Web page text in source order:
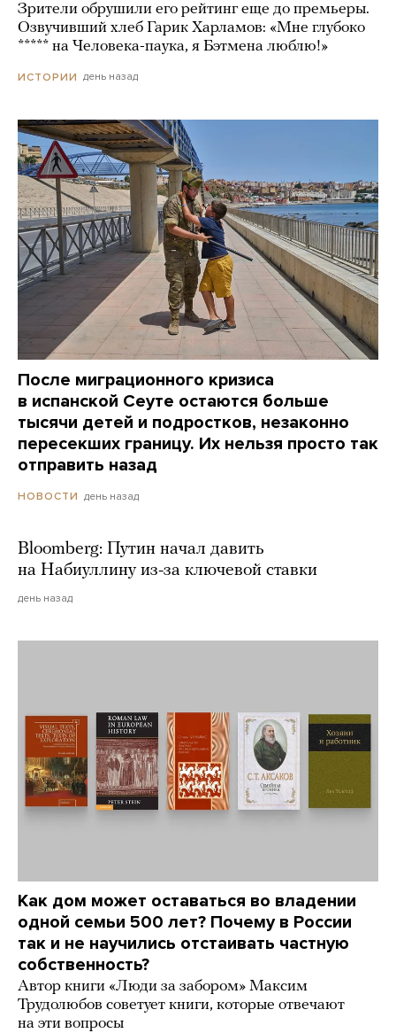
Зрители обрушили его рейтинг еще до премьеры.
Озвучивший хлеб Гарик Харламов: «Мне глубоко
***** на Человека-паука, я Бэтмена люблю!»
ИСТОРИИ день назад
После миграционного кризиса
в испанской Сеуте остаются больше
тысячи детей и подростков, незаконно
пересекших границу. Их нельзя просто так
отправить назад
НОВОСТИ день назад
Bloomberg: Путин начал давить
на Набиуллину из-за ключевой ставки
день назад
Как дом может оставаться во владении
одной семьи 500 лет? Почему в России
так и не научились отстаивать частную
собственность?
Автор книги «Люди за забором» Максим
Трудолюбов советует книги, которые отвечают
на эти вопросы